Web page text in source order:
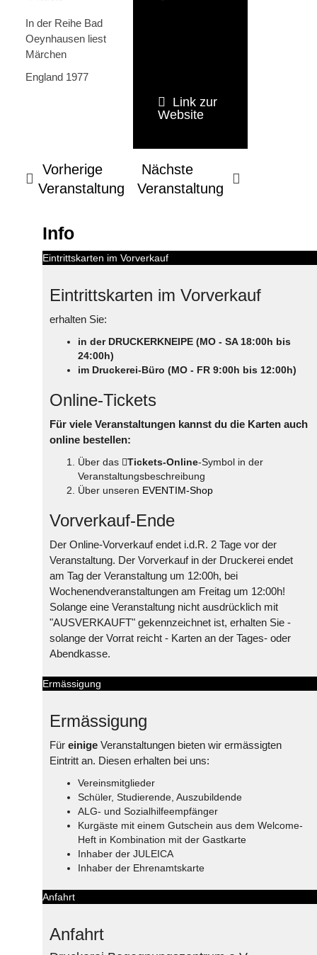
In der Reihe Bad
Oeynhausen liest
Märchen
England 1977
Link zur
Website
Vorherige
Veranstaltung
Nächste
Veranstaltung
Info
Eintrittskarten im Vorverkauf
Eintrittskarten im Vorverkauf
erhalten Sie:
in der DRUCKERKNEIPE (MO - SA 18:00h bis
24:00h)
im Druckerei-Büro (MO - FR 9:00h bis 12:00h)
Online-Tickets
Für viele Veranstaltungen kannst du die Karten auch
online bestellen:
Über das Tickets-Online-Symbol in der
Veranstaltungsbeschreibung
Über unseren EVENTIM-Shop
Vorverkauf-Ende
Der Online-Vorverkauf endet i.d.R. 2 Tage vor der
Veranstaltung. Der Vorverkauf in der Druckerei endet
am Tag der Veranstaltung um 12:00h, bei
Wochenendveranstaltungen am Freitag um 12:00h!
Solange eine Veranstaltung nicht ausdrücklich mit
"AUSVERKAUFT" gekennzeichnet ist, erhalten Sie -
solange der Vorrat reicht - Karten an der Tages- oder
Abendkasse.
Ermässigung
Ermässigung
Für einige Veranstaltungen bieten wir ermässigten
Eintritt an. Diesen erhalten bei uns:
Vereinsmitglieder
Schüler, Studierende, Auszubildende
ALG- und Sozialhilfeempfänger
Kurgäste mit einem Gutschein aus dem Welcome-
Heft in Kombination mit der Gastkarte
Inhaber der JULEICA
Inhaber der Ehrenamtskarte
Anfahrt
Anfahrt